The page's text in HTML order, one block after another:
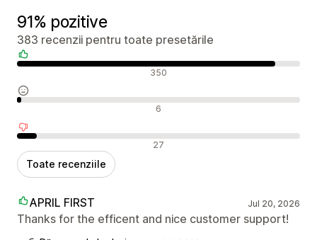
91% pozitive
383 recenzii pentru toate presetările
Recenzii pozitive 350
Recenzii neutre 6
Recenzii negative 27
Toate recenziile
APRIL FIRST Jul 20, 2026
Thanks for the efficent and nice customer support!